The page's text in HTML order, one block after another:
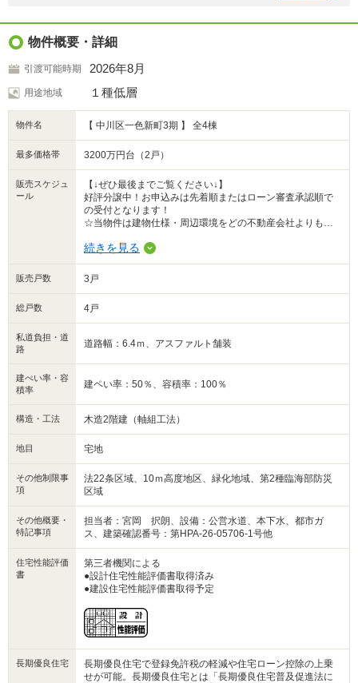
■■周辺環境■■
・五反田小学校 徒歩4分
・一色中学校 徒歩7分
・スーパー 徒歩3分
・コンビニ 徒歩4分
・公園 徒歩2分
■■会社情報■■
リデアは住宅ローンに強く、知識、経験豊富なスタッフ在籍！
●自営業●自己資金0円●転職したばかり
まずはお気軽にご相談下さい！
◆LINEでも受付◆
ID【@lidea】で検索♪
「不動産のリデア」
物件概要・詳細
引渡可能時期 2026年8月
用途地域 １種低層
物件名 【 中川区一色新町3期 】 全4棟
最多価格帯 3200万円台（2戸）
販売スケジュ
ール
【↓ぜひ最後までご覧ください↓】
好評分譲中！お申込みは先着順またはローン審査承認順で
の受付となります！
☆当物件は建物仕様・周辺環境をどの不動産会社よりも熟
☆住宅ローンはどの不動産屋・銀行で申し込んでも同じで
はありません！
金融機関ごとで審査で見られるポイントや特徴が異なり、
申込時の営業担当のアレンジ次第でも変わります！
います！
他社でNGだった方、家族に内緒の借り入れのある方もまだ
可能性があるかもしれません！
秘密厳守！こっそり教えていただければ審査の工夫もで
お金のことは話しづらいかと思いますがリデアはしっかり
向き合います！
ぜひ一度ご相談ください♪
■■リデア■■
TEL 052-526-2103
LINE @lidea
続きを見る
販売戸数 3戸
総戸数 4戸
私道負担・道
路
道路幅：6.4ｍ、アスファルト舗装
建ぺい率・容
積率
建ペい率：50％、容積率：100％
構造・工法 木造2階建（軸組工法）
地目 宅地
その他制限事
項
法22条区域、10ｍ高度地区、緑化地域、第2種臨海部防災
区域
その他概要・
特記事項
担当者：宮岡 択朗、設備：公営水道、本下水、都市ガ
ス、建築確認番号：第HPA-26-05706-1号他
住宅性能評価
書
第三者機関による
●設計住宅性能評価書取得済み
●建設住宅性能評価書取得予定
長期優良住宅
長期優良住宅で登録免許税の軽減や住宅ローン控除の上乗
せが可能。長期優良住宅とは「長期優良住宅普及促進法に